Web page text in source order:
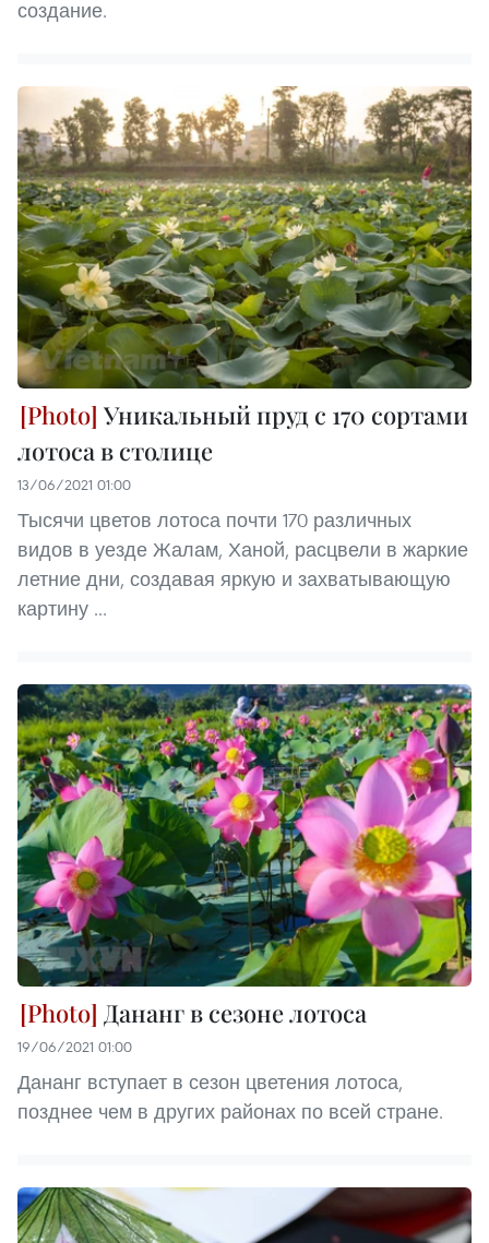
создание.
Уникальный пруд с 170 сортами
лотоса в столице
13/06/2021 01:00
Тысячи цветов лотоса почти 170 различных
видов в уезде Жалам, Ханой, расцвели в жаркие
летние дни, создавая яркую и захватывающую
картину ...
Дананг в сезоне лотоса
19/06/2021 01:00
Дананг вступает в сезон цветения лотоса,
позднее чем в других районах по всей стране.